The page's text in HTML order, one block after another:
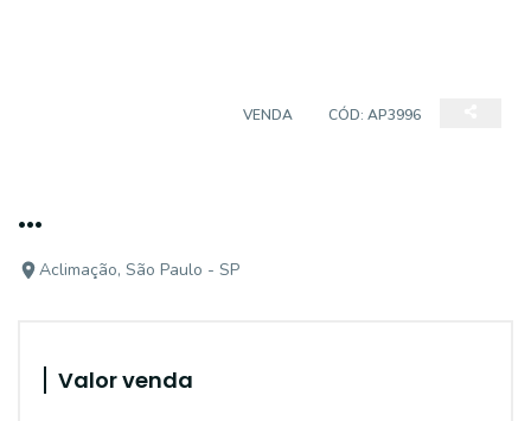
VENDA CÓD: AP3996
...
Aclimação, São Paulo - SP
Valor venda